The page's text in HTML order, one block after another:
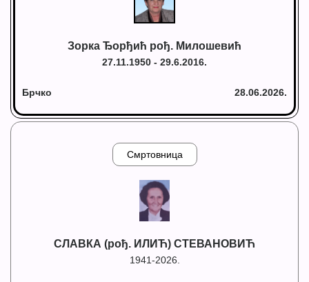
Зорка Ђорђић рођ. Милошевић
27.11.1950 - 29.6.2016.
Брчко 28.06.2026.
Смртовница
СЛАВКА (рођ. ИЛИЋ) СТЕВАНОВИЋ
1941-2026.